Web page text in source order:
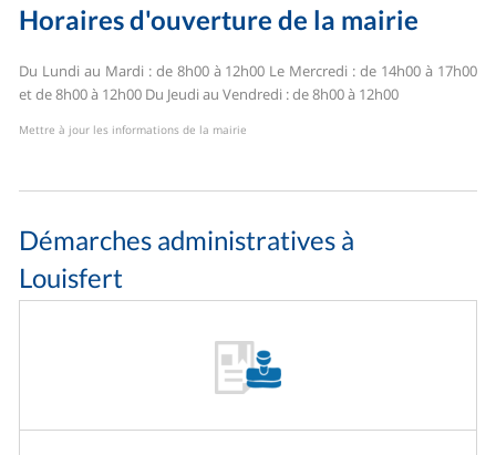
Horaires d'ouverture de la mairie
Du Lundi au Mardi : de 8h00 à 12h00 Le Mercredi : de 14h00 à 17h00
et de 8h00 à 12h00 Du Jeudi au Vendredi : de 8h00 à 12h00
Mettre à jour les informations de la mairie
Démarches administratives à
Louisfert